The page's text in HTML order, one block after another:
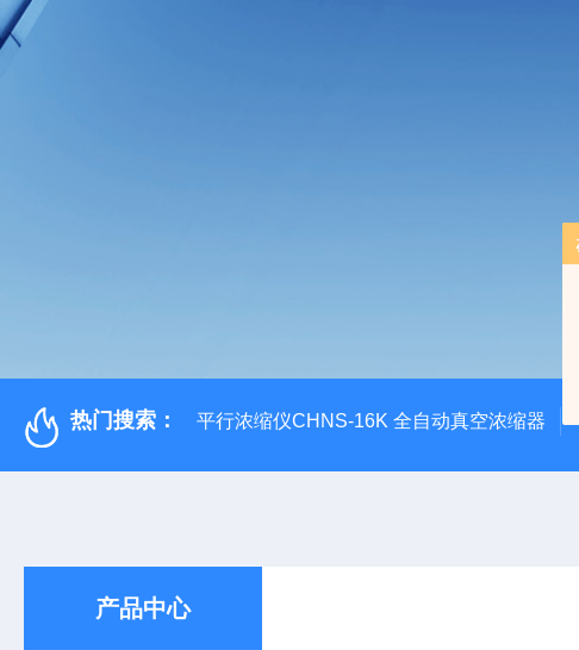
热门搜索： 平行浓缩仪CHNS-16K 全自动真空浓缩器
产品中心